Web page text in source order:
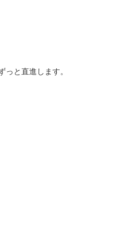
と直進します。